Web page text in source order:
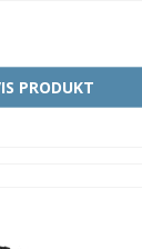
PRODUKT